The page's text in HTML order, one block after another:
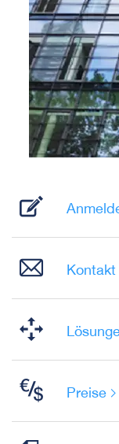
Kontakt
Preise